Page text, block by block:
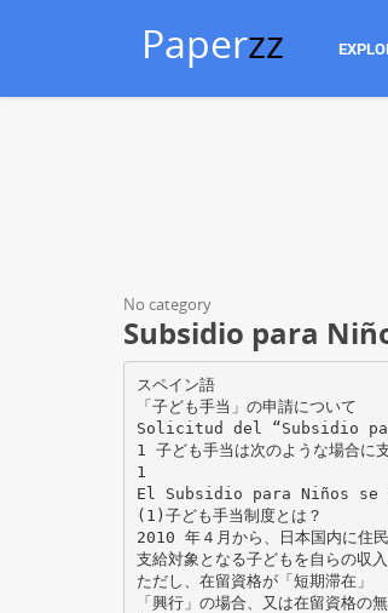
Paperzz
No category
Subsidio para
スペイン語
「子ども手当」の申請について
Solicitud del “Subsidio
1 子ども手当は次のような場合に
1
El Subsidio para Niños
(1)子ども手当制度とは？
2010 年４月から、日本国内に住
支給対象となる子どもを自らの収
ただし、在留資格が「短期滞在」
「興行」の場合、又は在留資格の